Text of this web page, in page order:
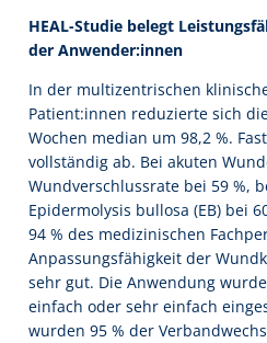
HEAL-Studie belegt
der Anwender:innen
In der multizentrischen
Patient:innen reduzierte sich
Wochen median um 98,2 %.
vollständig ab. Bei akuten
Wundverschlussrate bei 59 %,
Epidermolysis bullosa (EB) bei
94 % des medizinischen
Anpassungsfähigkeit der
sehr gut. Die Anwendung
einfach oder sehr einfach
wurden 95 % der